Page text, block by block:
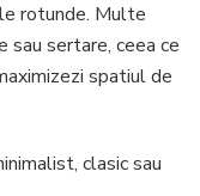
rotunde. Multe
sau sertare, ceea ce
spatiul de
clasic sau